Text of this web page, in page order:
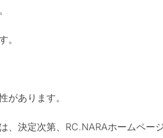
。
があります。
、決定次第、RC.NARAホームペー